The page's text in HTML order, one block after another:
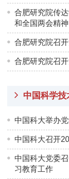
合肥研究院传
和全国两会精神
合肥研究院召
合肥研究院召
中国科学技
中国科大举办
中国科大召开
中国科大党委
习教育工作